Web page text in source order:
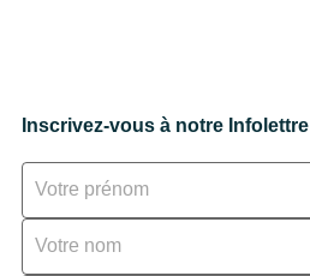
Inscrivez-vous à notre Infolettre